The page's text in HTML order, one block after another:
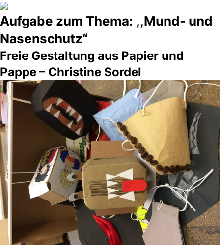
Direkt
zum
Inhalt
wechseln
Aufgabe zum Thema: ,,Mund- und
Nasenschutz“
Freie Gestaltung aus Papier und
Pappe – Christine Sordel